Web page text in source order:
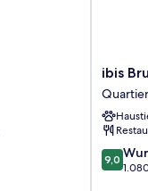
ibis
Brussels
off
Grand
Place
Quartier
du
ibis
9.0
von
9,0